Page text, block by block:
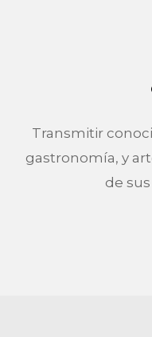
Transmitir
gastronomía, y
de